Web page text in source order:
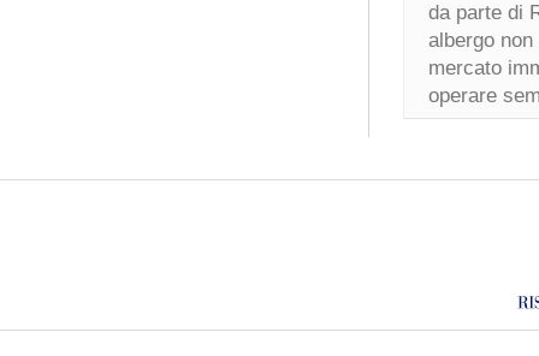
da parte di
albergo
mercato
operare